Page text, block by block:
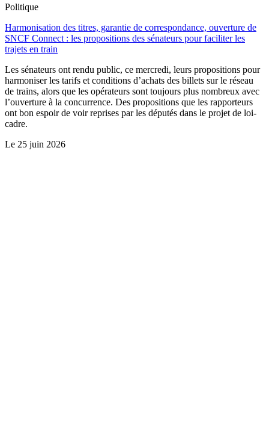
Politique
Harmonisation des titres, garantie de correspondance, ouverture de
SNCF Connect : les propositions des sénateurs pour faciliter les
trajets en train
Les sénateurs ont rendu public, ce mercredi, leurs propositions pour
harmoniser les tarifs et conditions d’achats des billets sur le réseau
de trains, alors que les opérateurs sont toujours plus nombreux avec
l’ouverture à la concurrence. Des propositions que les rapporteurs
ont bon espoir de voir reprises par les députés dans le projet de loi-
cadre.
Le 25 juin 2026